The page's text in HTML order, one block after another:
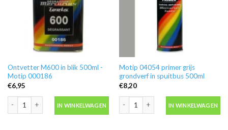
Ontvetter M600 in blik 500ml -
Motip 000186
€6,95
IN WINKELWAGEN
Motip 04054 primer grijs
grondverf in spuitbus 500ml
€8,20
IN WINKELWAGEN